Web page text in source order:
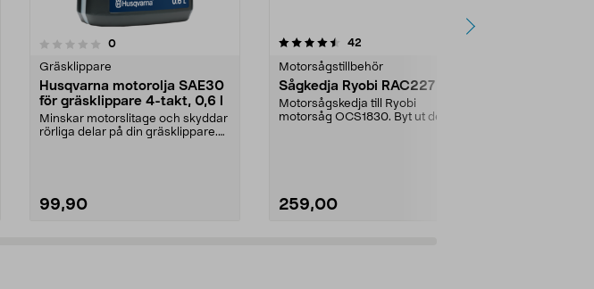
0recensioner
Gräsklippare
Husqvarna motorolja SAE30
för gräsklippare 4-takt, 0,6 l
Minskar motorslitage och skyddar
rörliga delar på din gräsklippare.
99,90
4.5 av 5 stjärnor 42
Motorsågstillbehör
Sågkedja Ryobi RAC227
Motorsågskedja till Ryobi
motorsåg OCS1830. Byt ut den
259,00
5.0 av 5 stjärnor